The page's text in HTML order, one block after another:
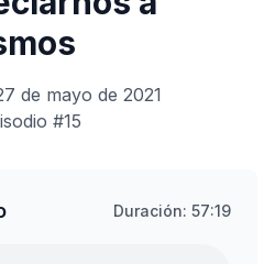
de mayo de 2021
#15
Duración: 57:19